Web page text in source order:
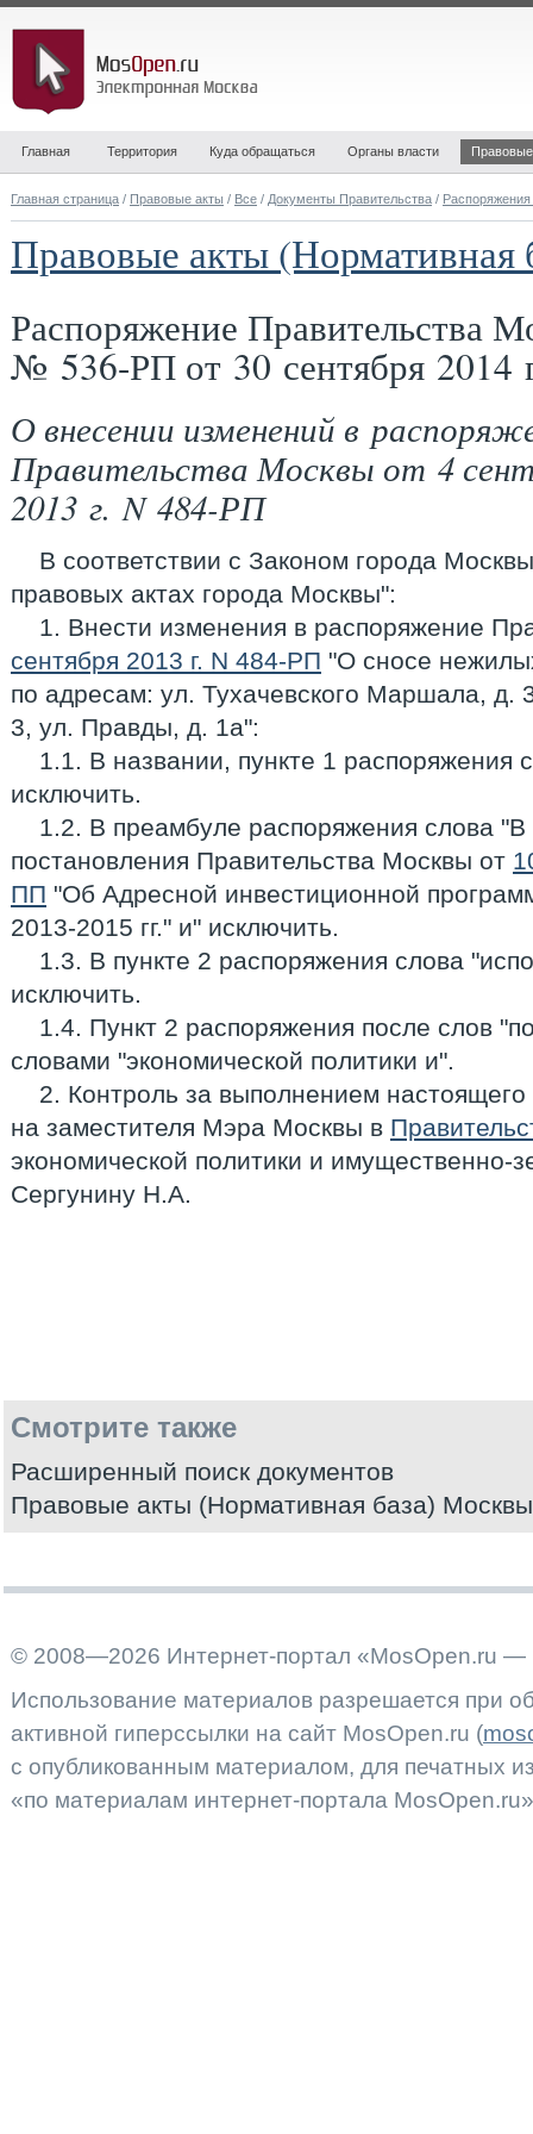
Главная Территория Куда обращаться Органы власти
Главная страница / Правовые акты / Все / Документы Правительства /
Правовые акты (Нормативная
Распоряжение Правительства
№ 536-РП от 30 сентября 2014
О внесении изменений в
Правительства Москвы от 4
2013 г. N 484-РП
В соответствии с Законом города
правовых актах города Москвы":
1. Внести изменения в распоряжение
сентября 2013 г. N 484-РП "О сносе
по адресам: ул. Тухачевского Маршала, д.
3, ул. Правды, д. 1а":
1.1. В названии, пункте 1 распоряжения
исключить.
1.2. В преамбуле распоряжения слова "В
постановления Правительства Москвы от
ПП "Об Адресной инвестиционной
2013-2015 гг." и" исключить.
1.3. В пункте 2 распоряжения слова
исключить.
1.4. Пункт 2 распоряжения после слов
словами "экономической политики и".
2. Контроль за выполнением
на заместителя Мэра Москвы в
экономической политики и имущественно-
Сергунину Н.А.
Смотрите также
Расширенный поиск документов
Правовые акты (Нормативная база) Москвы
© 2008—2026 Интернет-портал «MosOpen.ru —
Использование материалов разрешается при
активной гиперссылки на сайт MosOpen.ru (
с опубликованным материалом, для печатных
«по материалам интернет-портала